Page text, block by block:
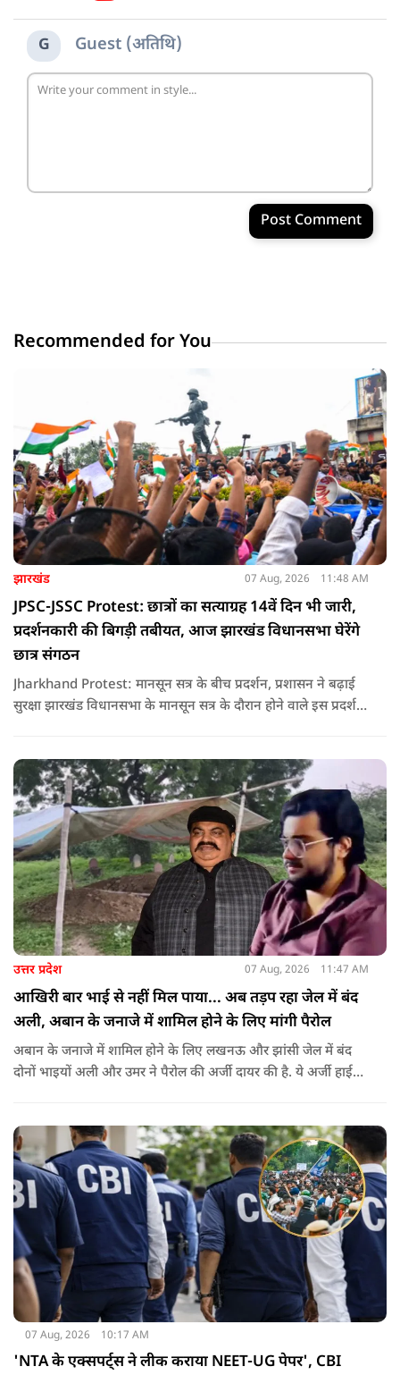
G Guest (अतिथि)
Post Comment
Recommended for You
झारखंड 07 Aug, 2026 11:48 AM
JPSC-JSSC Protest: छात्रों का सत्याग्रह 14वें दिन भी जारी,
प्रदर्शनकारी की बिगड़ी तबीयत, आज झारखंड विधानसभा घेरेंगे
छात्र संगठन
Jharkhand Protest: मानसून सत्र के बीच प्रदर्शन, प्रशासन ने बढ़ाई
सुरक्षा झारखंड विधानसभा के मानसून सत्र के दौरान होने वाले इस प्रदर्शन
जनाधिकार महासभा के आह्वान पर आयोजित किया जा रहा है.
उत्तर प्रदेश 07 Aug, 2026 11:47 AM
आखिरी बार भाई से नहीं मिल पाया... अब तड़प रहा जेल में बंद
अली, अबान के जनाजे में शामिल होने के लिए मांगी पैरोल
अबान के जनाजे में शामिल होने के लिए लखनऊ और झांसी जेल में बंद
दोनों भाइयों अली और उमर ने पैरोल की अर्जी दायर की है. ये अर्जी हाई
07 Aug, 2026 10:17 AM
'NTA के एक्सपर्ट्स ने लीक कराया NEET-UG पेपर', CBI